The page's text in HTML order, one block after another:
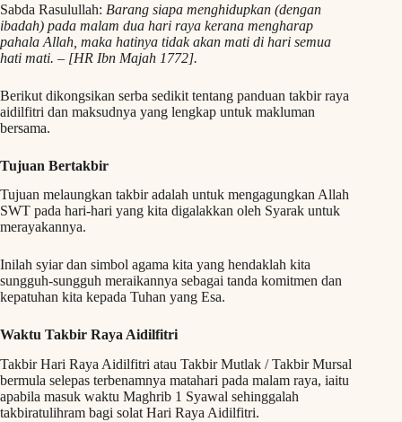
Sabda Rasulullah: Barang siapa menghidupkan (dengan
ibadah) pada malam dua hari raya kerana mengharap
pahala Allah, maka hatinya tidak akan mati di hari semua
hati mati. – [HR Ibn Majah 1772].
Berikut dikongsikan serba sedikit tentang panduan takbir raya
aidilfitri dan maksudnya yang lengkap untuk makluman
bersama.
Tujuan Bertakbir
Tujuan melaungkan takbir adalah untuk mengagungkan Allah
SWT pada hari-hari yang kita digalakkan oleh Syarak untuk
merayakannya.
Inilah syiar dan simbol agama kita yang hendaklah kita
sungguh-sungguh meraikannya sebagai tanda komitmen dan
kepatuhan kita kepada Tuhan yang Esa.
Waktu Takbir Raya Aidilfitri
Takbir Hari Raya Aidilfitri atau Takbir Mutlak / Takbir Mursal
bermula selepas terbenamnya matahari pada malam raya, iaitu
apabila masuk waktu Maghrib 1 Syawal sehinggalah
takbiratulihram bagi solat Hari Raya Aidilfitri.